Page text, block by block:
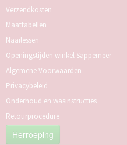
Verzendkosten
Maattabellen
Naailessen
Openingstijden winkel Sappemeer
Algemene Voorwaarden
Privacybeleid
Onderhoud en wasinstructies
Retourprocedure
Herroeping